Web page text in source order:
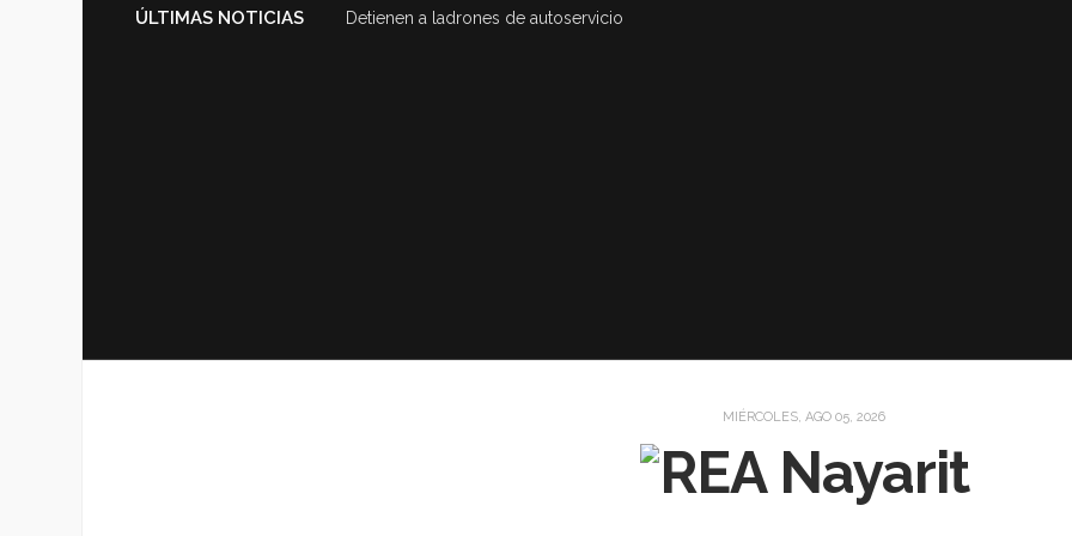
ÚLTIMAS NOTICIAS Detienen a ladrones de autoservicio
MIÉRCOLES, AGO 05, 2026